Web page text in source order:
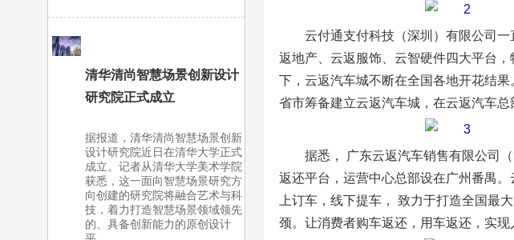
清华清尚智慧场景创新设计
研究院正式成立
据报道，清华清尚智慧场景创新
设计研究院近日在清华大学正式
成立。记者从清华大学美术学院
获悉，这一面向智慧场景研究方
向创建的研究院将融合艺术与科
技，着力打造智慧场景领域领先
的、具备创新能力的原创设计
云付通支付科技（深圳）有限公司
返地产、云返服饰、云智硬件四大平台
下，云返汽车城不断在全国各地开花结
省市筹备建立云返汽车城，在云返汽车
据悉， 广东云返汽车销售有限公司
返还平台，运营中心总部设在广州番禺
上订车，线下提车， 致力于打造全国最
颈。让消费者购车返还，用车返还，实现